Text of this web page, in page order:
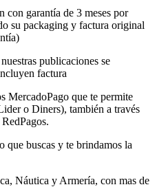
con garantía de 3 meses por
su packaging y factura original
publicaciones se
factura
MercadoPago que te permite
o Diners), también a través
que buscas y te brindamos la
Náutica y Armería, con mas de